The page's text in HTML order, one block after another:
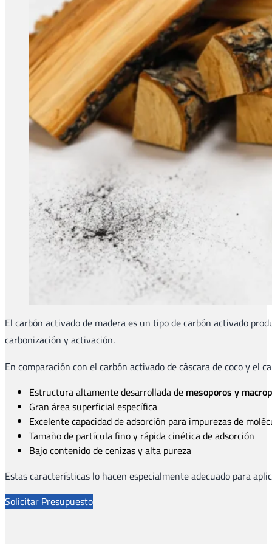
El carbón activado de madera es un tipo de carbón activado
carbonización y activación.
En comparación con el carbón activado de cáscara de coco y
Estructura altamente desarrollada de mesoporos y
Gran área superficial específica
Excelente capacidad de adsorción para impurezas de
Tamaño de partícula fino y rápida cinética de adsorción
Bajo contenido de cenizas y alta pureza
Estas características lo hacen especialmente adecuado para
Solicitar Presupuesto